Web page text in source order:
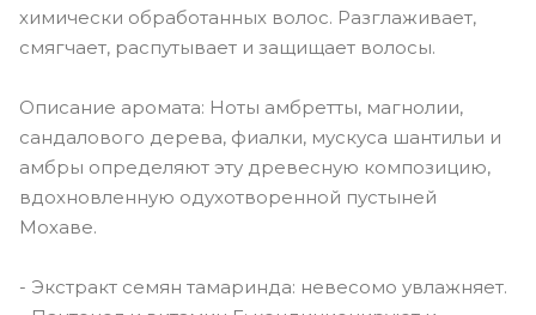
химически обработанных волос. Разглаживает,
смягчает, распутывает и защищает волосы.
Описание аромата: Ноты амбретты, магнолии,
сандалового дерева, фиалки, мускуса шантильи и
амбры определяют эту древесную композицию,
вдохновленную одухотворенной пустыней
Мохаве.
- Экстракт семян тамаринда: невесомо увлажняет.